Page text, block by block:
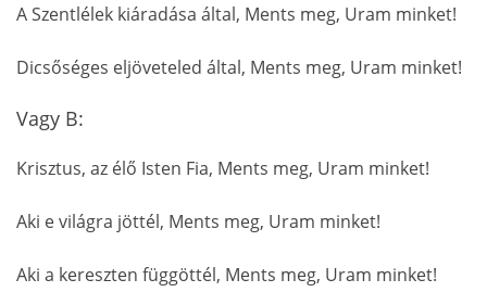
A Szentlélek kiáradása által, Ments meg, Uram minket!
Dicsőséges eljöveteled által, Ments meg, Uram minket!
Vagy B:
Krisztus, az élő Isten Fia, Ments meg, Uram minket!
Aki e világra jöttél, Ments meg, Uram minket!
Aki a kereszten függöttél, Ments meg, Uram minket!